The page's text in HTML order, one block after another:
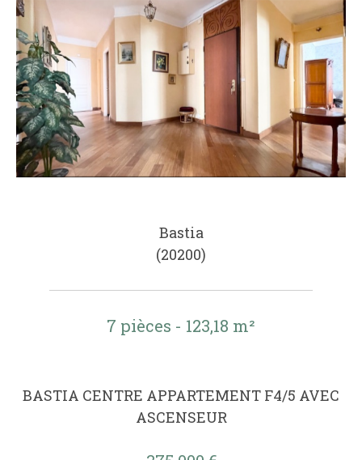
Bastia
(20200)
7 pièces - 123,18 m²
BASTIA CENTRE APPARTEMENT F4/5 AVEC
ASCENSEUR